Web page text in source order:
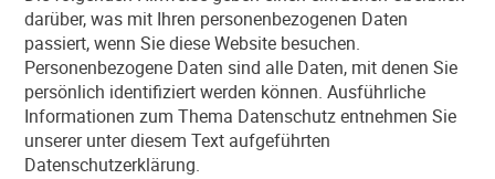
darüber, was mit Ihren personenbezogenen Daten
passiert, wenn Sie diese Website besuchen.
Personenbezogene Daten sind alle Daten, mit denen Sie
persönlich identifiziert werden können. Ausführliche
Informationen zum Thema Datenschutz entnehmen Sie
unserer unter diesem Text aufgeführten
Datenschutzerklärung.